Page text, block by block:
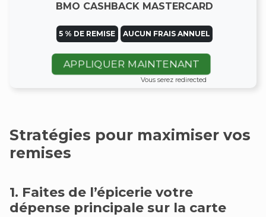
BMO CASHBACK MASTERCARD
5 % DE REMISE AUCUN FRAIS ANNUEL
APPLIQUER MAINTENANT
Vous serez redirected
Stratégies pour maximiser vos
remises
1. Faites de l’épicerie votre
dépense principale sur la carte